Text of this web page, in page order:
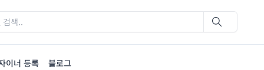
이너 등록 블로그